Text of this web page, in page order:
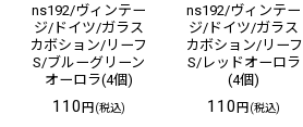
ns192/ヴィンテー
ジ/ドイツ/ガラス
カボション/リーフ
S/ブルーグリーン
オーロラ(4個)
110円(税込)
ns192/ヴィンテー
ジ/ドイツ/ガラス
カボション/リーフ
S/レッドオーロラ
(4個)
110円(税込)